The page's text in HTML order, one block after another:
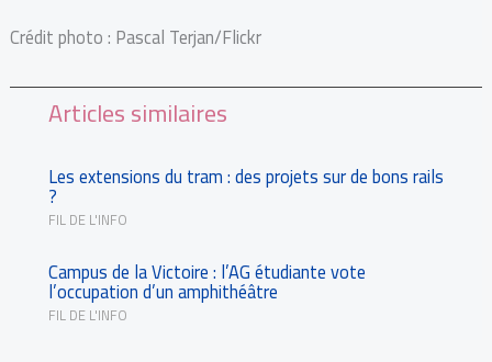
Crédit photo : Pascal Terjan/Flickr
Articles similaires
Les extensions du tram : des projets sur de bons rails
?
FIL DE L'INFO
Campus de la Victoire : l’AG étudiante vote
l’occupation d’un amphithéâtre
FIL DE L'INFO